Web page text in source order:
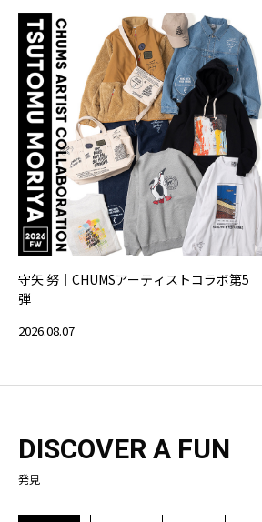
守矢 努｜CHUMSアーティストコラボ第5
弾
2026.08.07
DISCOVER A FUN
発見